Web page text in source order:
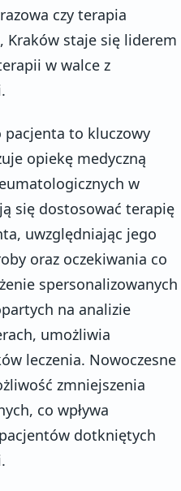
czy terapia
staje się liderem
w walce z
to kluczowy
opiekę medyczną
w
się dostosować terapię
uwzględniając jego
oraz oczekiwania co
spersonalizowanych
na analizie
umożliwia
leczenia. Nowoczesne
zmniejszenia
co wpływa
dotkniętych